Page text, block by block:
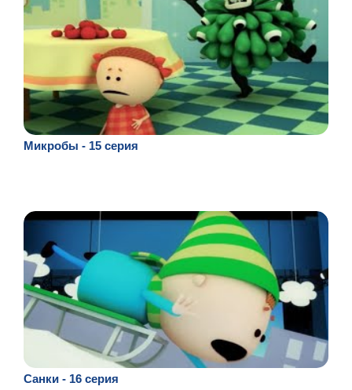
Микробы - 15 серия
Санки - 16 серия